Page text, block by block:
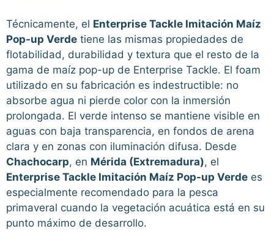
Técnicamente, el Enterprise Tackle Imitación Maíz
Pop-up Verde tiene las mismas propiedades de
flotabilidad, durabilidad y textura que el resto de la
gama de maíz pop-up de Enterprise Tackle. El foam
utilizado en su fabricación es indestructible: no
absorbe agua ni pierde color con la inmersión
prolongada. El verde intenso se mantiene visible en
aguas con baja transparencia, en fondos de arena
clara y en zonas con iluminación difusa. Desde
Chachocarp, en Mérida (Extremadura), el
Enterprise Tackle Imitación Maíz Pop-up Verde es
especialmente recomendado para la pesca
primaveral cuando la vegetación acuática está en su
punto máximo de desarrollo.